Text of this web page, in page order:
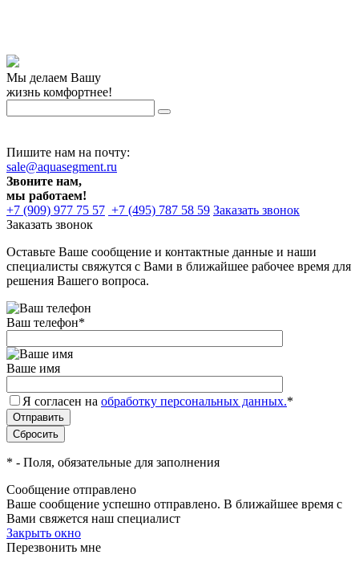
Мы делаем Вашу
жизнь комфортнее!
Пишите нам на почту:
sale@aquasegment.ru
Звоните нам,
мы работаем!
+7 (909) 977 75 57 +7 (495) 787 58 59 Заказать звонок
Заказать звонок
Оставьте Ваше сообщение и контактные данные и наши
специалисты свяжутся с Вами в ближайшее рабочее время для
решения Вашего вопроса.
Ваш телефон*
Ваше имя
Я согласен на обработку персональных данных.*
* - Поля, обязательные для заполнения
Сообщение отправлено
Ваше сообщение успешно отправлено. В ближайшее время с
Вами свяжется наш специалист
Закрыть окно
Перезвонить мне